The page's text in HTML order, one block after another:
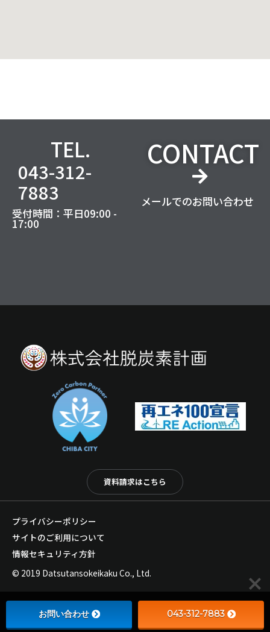
TEL.
043-312-
7883
受付時間：平日09:00 -
17:00
CONTACT
メールでのお問い合わせ
資料請求はこちら
プライバシーポリシー
サイトのご利用について
情報セキュリティ方針
© 2019 Datsutansokeikaku Co., Ltd.
お問い合わせ 043-312-7883